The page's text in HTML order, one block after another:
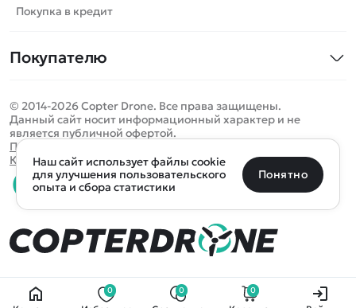
Сборные модели
Спецтехника
Игрушки
Запчасти для моделей
Бренды
Покупка в кредит
Покупателю
Оплата и доставка
Помощь
Отследить заказ
Оплата на сайте
© 2014-2026 Copter Drone. Все права защищены.
Данный сайт носит информационный характер и не
является публичной офертой.
Политика конфиденциальности
Карта сайта
0 товаров Очистить
0 ₽ В корзину
0 0 0
Определить местоположение
Санкт-Петербург Москва Майкоп Уфа
Все подборки
Ещё более 300 населённых пунктов
Наш сайт использует файлы cookie
для улучшения пользовательского
опыта и сбора статистики
Понятно